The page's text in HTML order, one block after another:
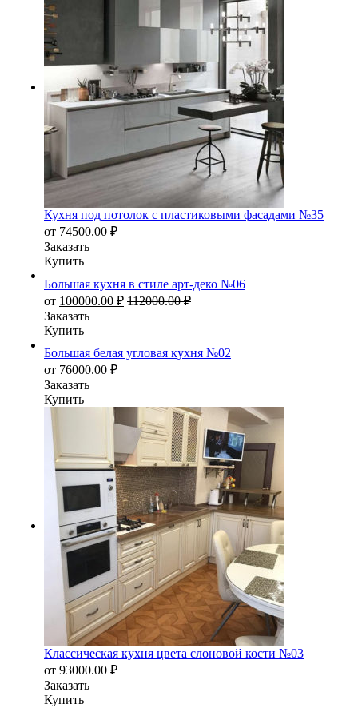
Кухня под потолок с пластиковыми фасадами №35
от 74500.00 ₽
Заказать
Купить
Большая кухня в стиле арт-деко №06
от 100000.00 ₽ 112000.00₽
Заказать
Купить
Большая белая угловая кухня №02
от 76000.00 ₽
Заказать
Купить
Классическая кухня цвета слоновой кости №03
от 93000.00 ₽
Заказать
Купить